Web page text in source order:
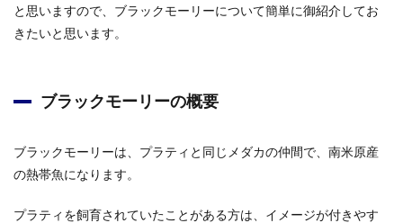
と思いますので、ブラックモーリーについて簡単に御紹介してお
きたいと思います。
ブラックモーリーの概要
ブラックモーリーは、プラティと同じメダカの仲間で、南米原産
の熱帯魚になります。
プラティを飼育されていたことがある方は、イメージが付きやす